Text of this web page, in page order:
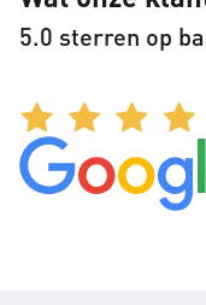
5.0 sterren op